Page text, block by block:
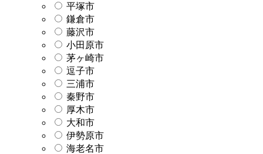
平塚市
鎌倉市
藤沢市
小田原市
茅ヶ崎市
逗子市
三浦市
秦野市
厚木市
大和市
伊勢原市
海老名市